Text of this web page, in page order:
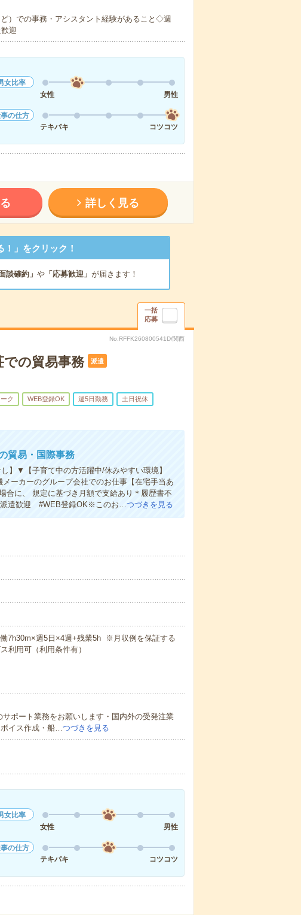
）での事務・アシスタント経験があること◇週
迎
女比率
女性
男性
の仕方
テキパキ
コツコツ
詳しく見る
」をクリック！
談確約」 や「応募歓迎」 が届きます！
一括
応募
No.RFFK260800541D/関西
での貿易事務 派遣
ク WEB登録OK 週5日勤務 土日祝休
貿易・国際事務
】▼【子育て中の方活躍中/休みやすい環境】
ーカーのグループ会社でのお仕事【在宅手当あ
合に、 規定に基づき月額で支給あり＊履歴書不
派遣歓迎 #WEB登録OK※このお…つづきを見る
7h30m×週5日×4週+残業5h ※月収例を保証する
利用可（利用条件有）
サポート業務をお願いします・国内外の受発注業
イス作成・船…つづきを見る
女比率
女性
男性
の仕方
テキパキ
コツコツ